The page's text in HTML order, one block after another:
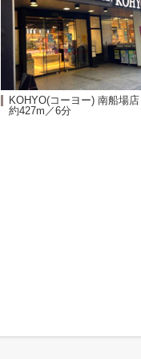
KOHYO(コーヨー) 南船場店
約427m／6分